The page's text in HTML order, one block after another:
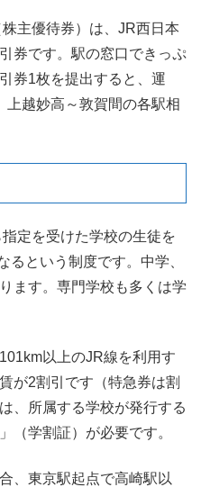
主優待券）は、JR西日本
券です。駅の窓口できっぷ
券1枚を提出すると、運
上越妙高～敦賀間の各駅相
定を受けた学校の生徒を
るという制度です。中学、
ます。専門学校も多くは学
以上のJR線を利用す
が2割引です（特急券は割
、所属する学校が発行する
（学割証）が必要です。
、東京駅起点で高崎駅以